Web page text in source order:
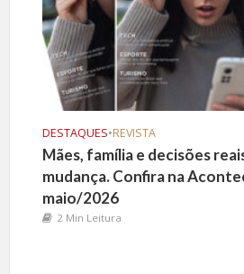
DESTAQUES•REVISTA
Mães, família e decisões
mudança. Confira na
maio/2026
2 Min Leitura